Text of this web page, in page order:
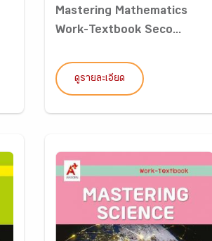
Mastering Mathematics
Work-Textbook Seco...
ดูรายละเอียด